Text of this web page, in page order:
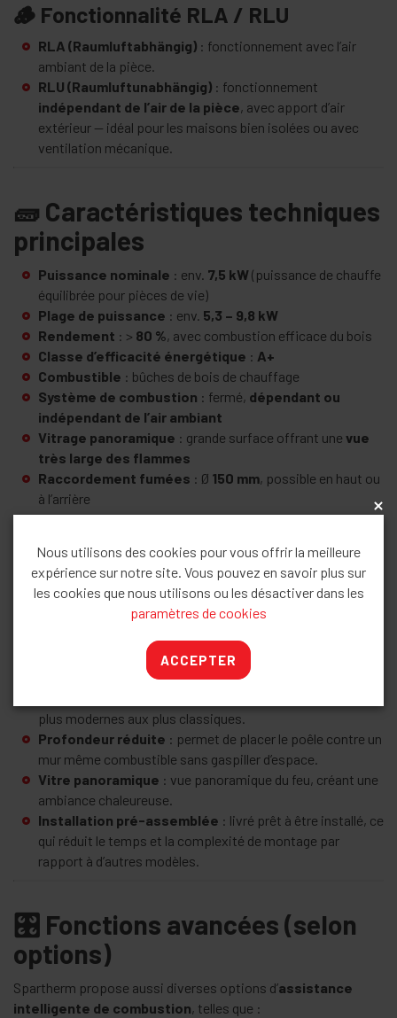
🪵 Fonctionnalité RLA / RLU
RLA (Raumluftabhängig) : fonctionnement avec l’air
ambiant de la pièce.
RLU (Raumluftunabhängig) : fonctionnement
indépendant de l’air de la pièce, avec apport d’air
extérieur — idéal pour les maisons bien isolées ou avec
ventilation mécanique.
🧱 Caractéristiques techniques
principales
Puissance nominale : env. 7,5 kW(puissance de chauffe
équilibrée pour pièces de vie)
Plage de puissance : env. 5,3 – 9,8 kW
Rendement : > 80 %, avec combustion efficace du bois
Classe d’efficacité énergétique : A+
Combustible : bûches de bois de chauffage
Système de combustion : fermé, dépendant ou
indépendant de l’air ambiant
Vitrage panoramique : grande surface offrant une vue
très large des flammes
Raccordement fumées : Ø 150 mm, possible en haut ou
à l’arrière
Matériau: corps en acier robuste
Options de finition: choix de couleurs et éléments
décoratifs personnalisables
🏡 Design et installation
Design compact & minimaliste: forme simple et lignes
plus modernes aux plus classiques.
Profondeur réduite : permet de placer le poêle contre un
mur même combustible sans gaspiller d’espace.
Vitre panoramique : vue panoramique du feu, créant une
ambiance chaleureuse.
Installation pré-assemblée : livré prêt à être installé, ce
qui réduit le temps et la complexité de montage par
rapport à d’autres modèles.
🎛 Fonctions avancées (selon
options)
Spartherm propose aussi diverses options d’assistance
intelligente de combustion, telles que :
x
Nous utilisons des cookies pour vous offrir la meilleure
expérience sur notre site. Vous pouvez en savoir plus sur
les cookies que nous utilisons ou les désactiver dans les
paramètres de cookies
ACCEPTER